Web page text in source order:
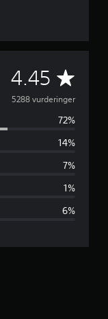
4.45 G
e
n
n
m
n
5288 vurderinger
72%
14%
7%
1%
6%